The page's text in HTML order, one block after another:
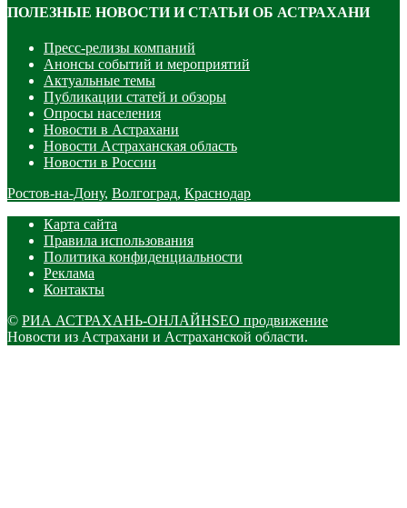
ПОЛЕЗНЫЕ НОВОСТИ И СТАТЬИ ОБ АСТРАХАНИ
Пресс-релизы компаний
Анонсы событий и мероприятий
Актуальные темы
Публикации статей и обзоры
Опросы населения
Новости в Астрахани
Новости Астраханская область
Новости в России
Ростов-на-Дону, Волгоград, Краснодар
Карта сайта
Правила использования
Политика конфиденциальности
Реклама
Контакты
© РИА АСТРАХАНЬ-ОНЛАЙНSEO продвижение
Новости из Астрахани и Астраханской области.